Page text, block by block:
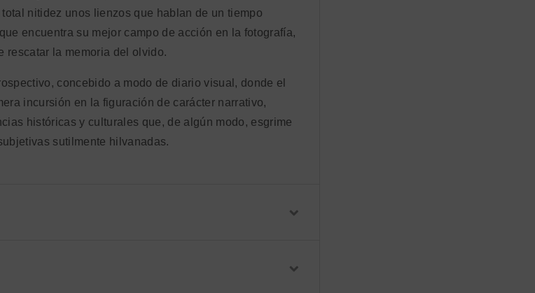
nitidez unos lienzos que hablan de un tiempo
encuentra su mejor campo de acción en la fotografía,
rescatar la memoria del olvido.
concebido a modo de diario visual, donde el
incursión en la figuración de carácter narrativo,
históricas y culturales que, de algún modo, esgrime
sutilmente hilvanadas.